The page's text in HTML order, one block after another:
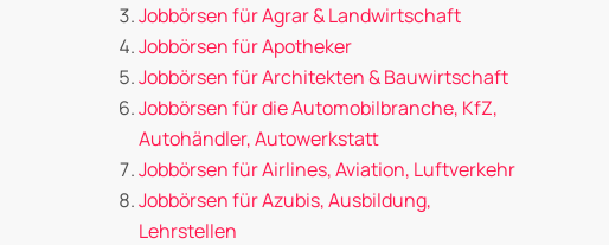
Jobbörsen für Agrar & Landwirtschaft
Jobbörsen für Apotheker
Jobbörsen für Architekten & Bauwirtschaft
Jobbörsen für die Automobilbranche, KfZ,
Autohändler, Autowerkstatt
Jobbörsen für Airlines, Aviation, Luftverkehr
Jobbörsen für Azubis, Ausbildung,
Lehrstellen